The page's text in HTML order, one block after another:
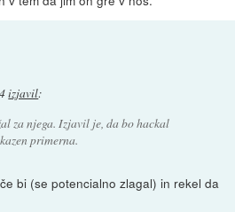
izjavil:
za njega. Izjavil je, da bo hackal
primerna.
bi (se potencialno zlagal) in rekel da